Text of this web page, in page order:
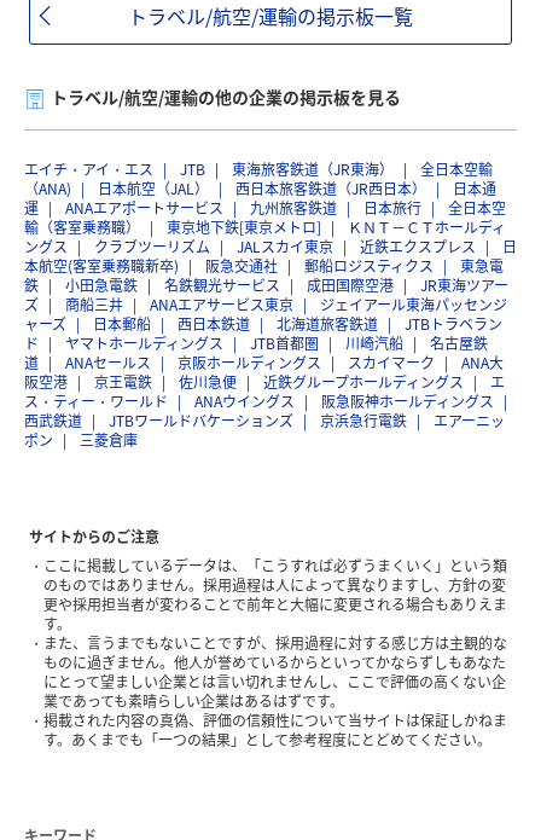
トラベル/航空/運輸の掲示板一覧
トラベル/航空/運輸の他の企業の掲示板を見る
エイチ・アイ・エス JTB 東海旅客鉄道（JR東海）
全日本空輸
（ANA)
日本航空（JAL） 西日本旅客鉄道（JR西日本）
日本通
運
ANAエアポートサービス 九州旅客鉄道 日本旅行
全日本空
輸（客室乗務職）
東京地下鉄[東京メトロ]
ＫＮＴ－ＣＴホールディ
ングス
クラブツーリズム JALスカイ東京 近鉄エクスプレス
日
本航空(客室乗務職新卒)
阪急交通社 郵船ロジスティクス
東急電
鉄
小田急電鉄 名鉄観光サービス 成田国際空港
JR東海ツアー
ズ
商船三井 ANAエアサービス東京
ジェイアール東海パッセンジ
ャーズ
日本郵船 西日本鉄道 北海道旅客鉄道
JTBトラベラン
ド
ヤマトホールディングス JTB首都圏 川崎汽船
名古屋鉄
道
ANAセールス 京阪ホールディングス スカイマーク
ANA大
阪空港
京王電鉄 佐川急便 近鉄グループホールディングス
エ
ス・ティー・ワールド
ANAウイングス
阪急阪神ホールディングス
西武鉄道
JTBワールドバケーションズ 京浜急行電鉄
エアーニッ
ポン
三菱倉庫
サイトからのご注意
ここに掲載しているデータは、「こうすれば必ずうまくいく」という類
のものではありません。採用過程は人によって異なりますし、方針の変
更や採用担当者が変わることで前年と大幅に変更される場合もありえま
す。
また、言うまでもないことですが、採用過程に対する感じ方は主観的な
ものに過ぎません。他人が誉めているからといってかならずしもあなた
にとって望ましい企業とは言い切れませんし、ここで評価の高くない企
業であっても素晴らしい企業はあるはずです。
掲載された内容の真偽、評価の信頼性について当サイトは保証しかねま
す。あくまでも「一つの結果」として参考程度にとどめてください。
キーワード